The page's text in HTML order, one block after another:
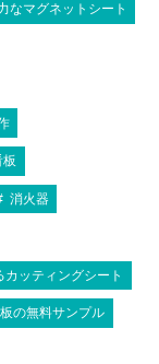
なマグネットシート
板
消火器
カッティングシート
の無料サンプル